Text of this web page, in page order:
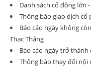
Danh sách cổ đông lớn
Thông bào giao dịch cổ
Báo cáo ngày không
Thạc Thắng
Báo cáo ngày trở thành
Thông báo thay đổi nội